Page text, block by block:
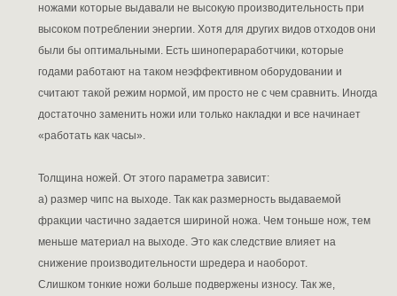
ножами которые выдавали не высокую производительность при
высоком потреблении энергии. Хотя для других видов отходов они
были бы оптимальными. Есть шинопераработчики, которые
годами работают на таком неэффективном оборудовании и
считают такой режим нормой, им просто не с чем сравнить. Иногда
достаточно заменить ножи или только накладки и все начинает
«работать как часы».
Толщина ножей. От этого параметра зависит:
а) размер чипс на выходе. Так как размерность выдаваемой
фракции частично задается шириной ножа. Чем тоньше нож, тем
меньше материал на выходе. Это как следствие влияет на
снижение производительности шредера и наоборот.
Слишком тонкие ножи больше подвержены износу. Так же,